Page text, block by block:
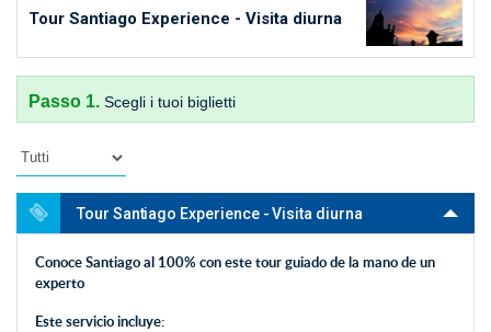
Tour Santiago Experience - Visita diurna
Passo 1. Scegli i tuoi biglietti
Tour Santiago Experience - Visita diurna
Conoce Santiago al 100% con este tour guiado de la mano de un
experto
Este servicio incluye: